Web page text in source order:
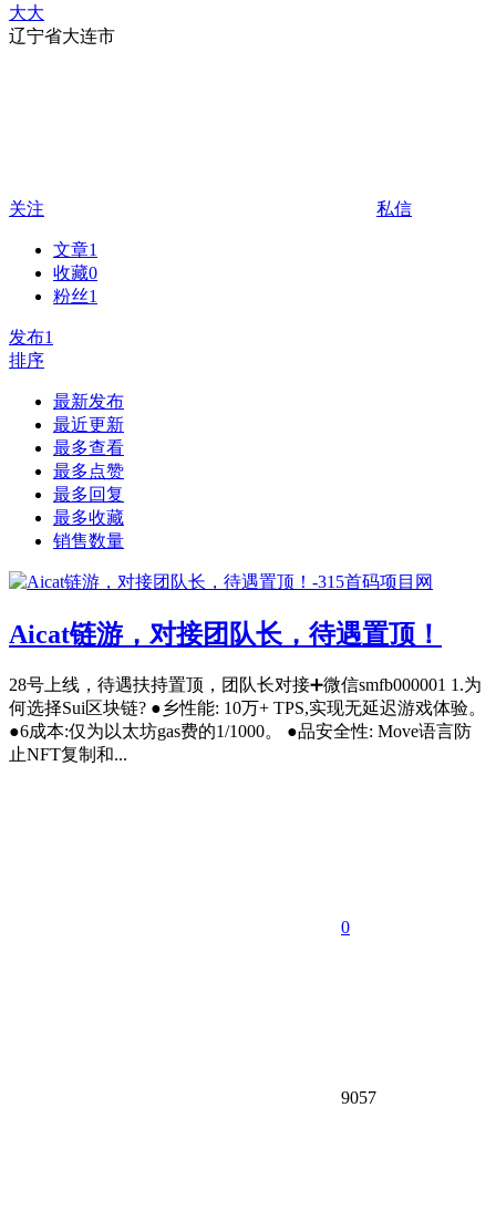
大大
辽宁省大连市
关注 私信
文章1
收藏0
粉丝1
发布1
排序
最新发布
最近更新
最多查看
最多点赞
最多回复
最多收藏
销售数量
Aicat链游，对接团队长，待遇置顶！
28号上线，待遇扶持置顶，团队长对接➕微信smfb000001 1.为
何选择Sui区块链? ●乡性能: 10万+ TPS,实现无延迟游戏体验。
●6成本:仅为以太坊gas费的1/1000。 ●品安全性: Move语言防
止NFT复制和...
0
9057